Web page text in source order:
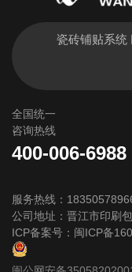
瓷砖铺贴系统
全国统一
咨询热线
400-006-6988
服务热线：
公司地址：晋江市印刷
ICP备案号： 闽ICP备